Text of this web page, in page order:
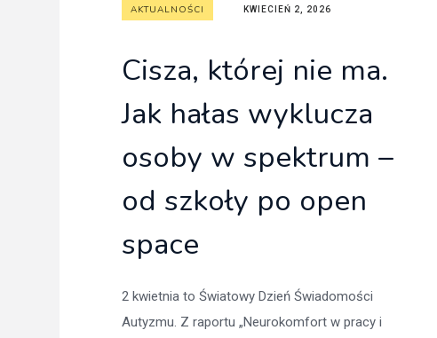
AKTUALNOŚCI KWIECIEŃ 2, 2026
Cisza, której nie ma.
Jak hałas wyklucza
osoby w spektrum –
od szkoły po open
space
2 kwietnia to Światowy Dzień Świadomości
Autyzmu. Z raportu „Neurokomfort w pracy i